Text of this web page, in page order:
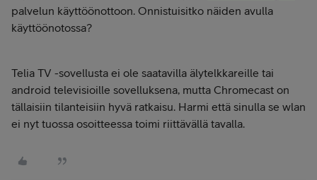
palvelun käyttöönottoon. Onnistuisitko näiden avulla
käyttöönotossa?
Telia TV -sovellusta ei ole saatavilla älytelkkareille tai
android televisioille sovelluksena, mutta Chromecast on
tällaisiin tilanteisiin hyvä ratkaisu. Harmi että sinulla se wlan
ei nyt tuossa osoitteessa toimi riittävällä tavalla.